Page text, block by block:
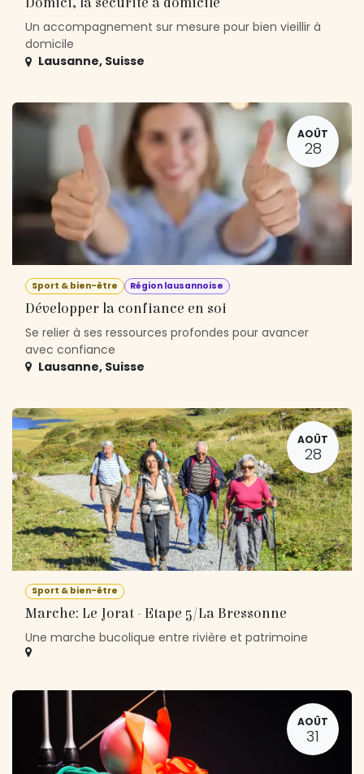
Domici, la sécurité à domicile
Un accompagnement sur mesure pour bien vieillir à
domicile
Lausanne, Suisse
AOÛT
28
Sport & bien-être Région lausannoise
Développer la confiance en soi
Se relier à ses ressources profondes pour avancer
avec confiance
Lausanne, Suisse
AOÛT
28
Sport & bien-être
Marche: Le Jorat - Etape 5/La Bressonne
Une marche bucolique entre rivière et patrimoine
AOÛT
31